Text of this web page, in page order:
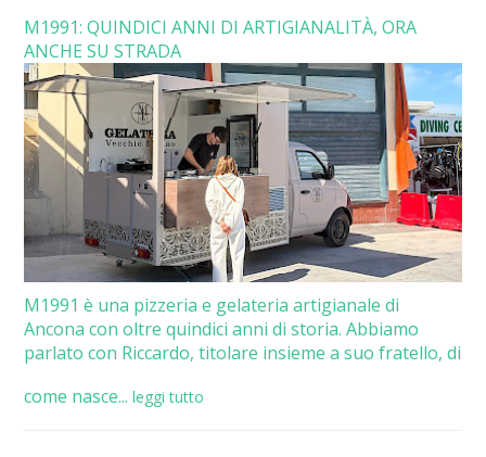
M1991: QUINDICI ANNI DI ARTIGIANALITÀ, ORA
ANCHE SU STRADA
M1991 è una pizzeria e gelateria artigianale di
Ancona con oltre quindici anni di storia. Abbiamo
parlato con Riccardo, titolare insieme a suo fratello, di
come nasce... leggi tutto